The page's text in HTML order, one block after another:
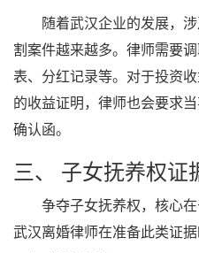
随着武汉企业的发展，
割案件越来越多。律师需要
表、分红记录等。对于投资
的收益证明，律师也会要求
确认函。
三、 子女抚养权证
争夺子女抚养权，核心在
武汉离婚律师在准备此类证